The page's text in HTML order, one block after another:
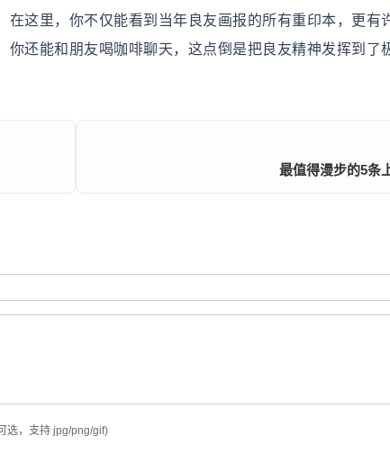
这里，你不仅能看到当年良友画报的所有重印本，更有
还能和朋友喝咖啡聊天，这点倒是把良友精神发挥到了
最值得漫步的5条
选，支持 jpg/png/gif)